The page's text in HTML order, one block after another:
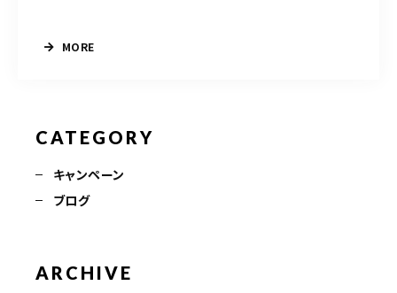
MORE
CATEGORY
キャンペーン
ブログ
ARCHIVE